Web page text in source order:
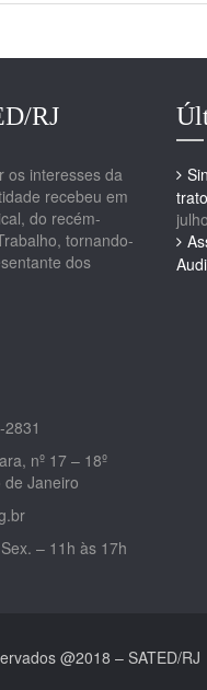
RJ
os interesses da
recebeu em
do recém-
tornando-
dos
nº 17 – 18º
Janeiro
– 11h às 17h
@2018 – SATED/RJ